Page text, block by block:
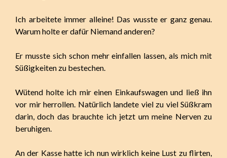
Ich arbeitete immer alleine! Das wusste er ganz genau.
Warum holte er dafür Niemand anderen?
Er musste sich schon mehr einfallen lassen, als mich mit
Süßigkeiten zu bestechen.
Wütend holte ich mir einen Einkaufswagen und ließ ihn
vor mir herrollen. Natürlich landete viel zu viel Süßkram
darin, doch das brauchte ich jetzt um meine Nerven zu
beruhigen.
An der Kasse hatte ich nun wirklich keine Lust zu flirten,